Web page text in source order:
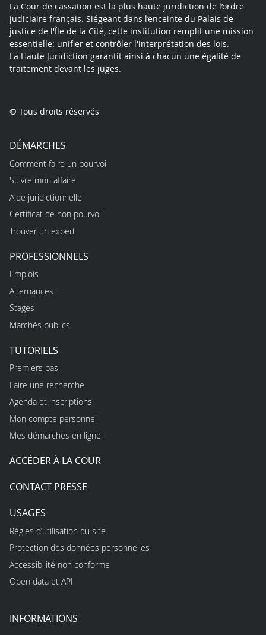
La Cour de cassation est la plus haute juridiction de l’ordre
judiciaire français. Siégeant dans l’enceinte du Palais de
justice de l'Île de la Cité, cette institution remplit une mission
essentielle: unifier et contrôler l'interprétation des lois.
La Haute Juridiction garantit ainsi à chacun une égalité de
traitement devant les juges.
© Tous droits réservés
DÉMARCHES
Comment faire un pourvoi
Suivre mon affaire
Aide juridictionnelle
Certificat de non pourvoi
Trouver un expert
PROFESSIONNELS
Emplois
Alternances
Stages
Marchés publics
TUTORIELS
Premiers pas
Faire une recherche
Agenda et inscriptions
Mon compte personnel
Mes démarches en ligne
ACCÉDER À LA COUR
CONTACT PRESSE
USAGES
Règles d’utilisation du site
Protection des données personnelles
Accessibilité non conforme
Open data et API
INFORMATIONS